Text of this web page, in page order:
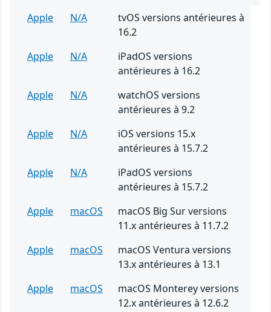
Apple N/A
tvOS versions antérieures à
16.2
Apple
N/A
iPadOS versions
antérieures à 16.2
Apple
N/A
watchOS versions
antérieures à 9.2
Apple
N/A
iOS versions 15.x
antérieures à 15.7.2
Apple
N/A
iPadOS versions
antérieures à 15.7.2
Apple
macOS
macOS Big Sur versions
11.x antérieures à 11.7.2
Apple
macOS
macOS Ventura versions
13.x antérieures à 13.1
Apple
macOS
macOS Monterey versions
12.x antérieures à 12.6.2